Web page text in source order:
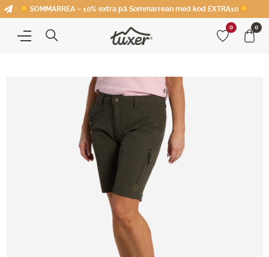
SOMMARREA – 10% extra på Sommarrean med kod EXTRA10
0 0